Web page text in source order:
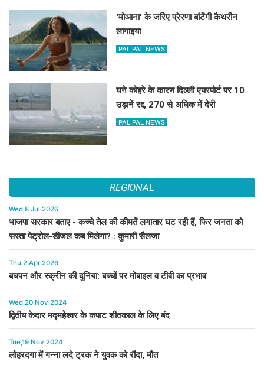
'मोआना' के जरिए प्रेरणा बांटेंगी कैथरीन
लागाइया
PAL PAL NEWS
घने कोहरे के कारण दिल्ली एयरपोर्ट पर 10
उड़ानें रद्द, 270 से अधिक में देरी
PAL PAL NEWS
REGIONAL
Wed,8 Jul 2026
भाजपा सरकार बताए - कच्चे तेल की कीमतें लगातार घट रही हैं, फिर जनता को
सस्ता पेट्रोल-डीजल कब मिलेगा? : कुमारी सैलजा
Thu,2 Apr 2026
बचपन और स्क्रीन की दुनिया: बच्चों पर मोबाइल व टीवी का प्रभाव
Wed,20 Nov 2024
द्वितीय केदार मद्महेश्वर के कपाट शीतकाल के लिए बंद
Tue,19 Nov 2024
लोहरदगा में गन्ना लदे ट्रक ने युवक को रौंदा, मौत